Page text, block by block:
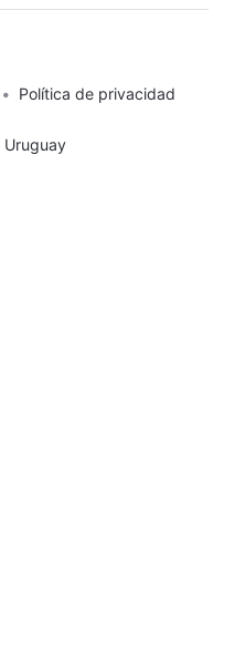
• Política de privacidad
Uruguay